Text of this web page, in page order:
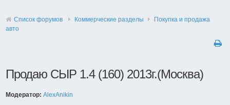
Список форумов Коммерческие разделы
Покупка и продажа
авто
Продаю СЫР 1.4 (160) 2013г.(Москва)
Модератор: AlexAnikin